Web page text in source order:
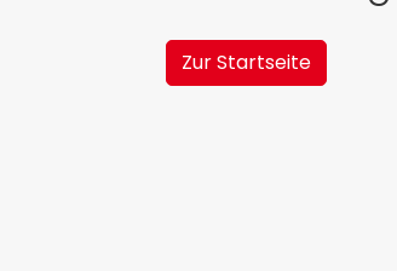
Zur Startseite